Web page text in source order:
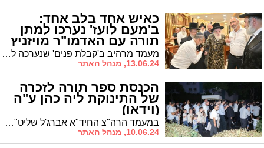
כאיש אחד בלב אחד:
ב'מעם לועז' נערכו למתן
תורה עם האדמו"ר מויזניץ
מעמד מרהיב ב'קבלת פנים' שנערכה לכ"ק האדמו"ר מויז'ניץ שליט"א בבית הכנסת "מעם לועז"
13.06.24, מנהל האתר
הכנסת ספר תורה לזכרה
של התינוקת ליה כהן ע"ה
(וידאו)
במעמד הרה"צ החיד"א אברג'ל שליט"א: הכנסת ספר תורה לזכרה של התינוקת ליה כהן ע"ה בתהלוכה ברחובה של עיר לבית הכנסת "עבודת ה'" ברובע ט'
10.06.24, מנהל האתר